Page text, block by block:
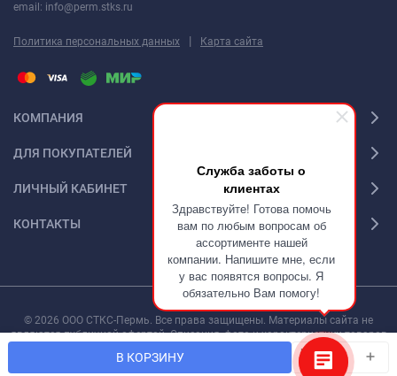
Служба заботы о
клиентах
Здравствуйте! Готова помочь
вам по любым вопросам об
ассортименте нашей
компании. Напишите мне, если
у вас появятся вопросы. Я
обязательно Вам помогу!
В КОРЗИНУ
мин.
шт.
email: info@perm.stks.ru
Политика персональных данных | Карта сайта
КОМПАНИЯ
ДЛЯ ПОКУПАТЕЛЕЙ
ЛИЧНЫЙ КАБИНЕТ
КОНТАКТЫ
© 2026 ООО СТКС-Пермь. Все права защищены. Материалы сайта не
являются публичной офертой. Описания, фото и характеристики товаров
могут быть изменены производителем без предварительного уведомления.